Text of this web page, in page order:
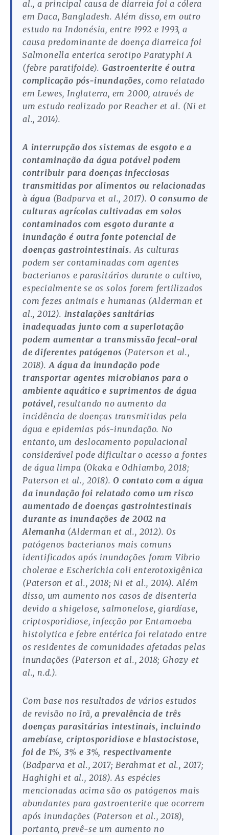
al., a principal causa de diarreia foi a cólera
em Daca, Bangladesh. Além disso, em outro
estudo na Indonésia, entre 1992 e 1993, a
causa predominante de doença diarreica foi
Salmonella enterica serotipo Paratyphi A
(febre paratifoide). Gastroenterite é outra
complicação pós-inundações, como relatado
em Lewes, Inglaterra, em 2000, através de
um estudo realizado por Reacher et al. (Ni et
al., 2014).
A interrupção dos sistemas de esgoto e a
contaminação da água potável podem
contribuir para doenças infecciosas
transmitidas por alimentos ou relacionadas
à água (Badparva et al., 2017). O consumo de
culturas agrícolas cultivadas em solos
contaminados com esgoto durante a
inundação é outra fonte potencial de
doenças gastrointestinais. As culturas
podem ser contaminadas com agentes
bacterianos e parasitários durante o cultivo,
especialmente se os solos forem fertilizados
com fezes animais e humanas (Alderman et
al., 2012). Instalações sanitárias
inadequadas junto com a superlotação
podem aumentar a transmissão fecal-oral
de diferentes patógenos (Paterson et al.,
2018).A água da inundação pode
transportar agentes microbianos para o
ambiente aquático e suprimentos de água
potável, resultando no aumento da
incidência de doenças transmitidas pela
água e epidemias pós-inundação. No
entanto, um deslocamento populacional
considerável pode dificultar o acesso a fontes
de água limpa (Okaka e Odhiambo, 2018;
Paterson et al., 2018). O contato com a água
da inundação foi relatado como um risco
aumentado de doenças gastrointestinais
durante as inundações de 2002 na
Alemanha (Alderman et al., 2012). Os
patógenos bacterianos mais comuns
identificados após inundações foram Vibrio
cholerae e Escherichia coli enterotoxigênica
(Paterson et al., 2018; Ni et al., 2014). Além
disso, um aumento nos casos de disenteria
devido a shigelose, salmonelose, giardíase,
criptosporidiose, infecção por Entamoeba
histolytica e febre entérica foi relatado entre
os residentes de comunidades afetadas pelas
inundações (Paterson et al., 2018; Ghozy et
al., n.d.).
Com base nos resultados de vários estudos
de revisão no Irã,a prevalência de três
doenças parasitárias intestinais, incluindo
amebíase, criptosporidiose e blastocistose,
foi de 1%, 3% e 3%, respectivamente
(Badparva et al., 2017; Berahmat et al., 2017;
Haghighi et al., 2018). As espécies
mencionadas acima são os patógenos mais
abundantes para gastroenterite que ocorrem
após inundações (Paterson et al., 2018),
portanto, prevê-se um aumento no